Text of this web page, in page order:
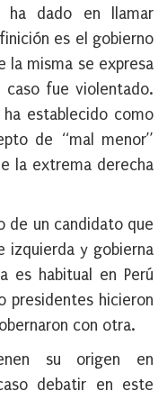
dado en llamar
es el gobierno
la misma se expresa
fue violentado.
establecido como
de “mal menor”
la extrema derecha
de un candidato que
izquierda y gobierna
es habitual en Perú
presidentes hicieron
con otra.
su origen en
debatir en este